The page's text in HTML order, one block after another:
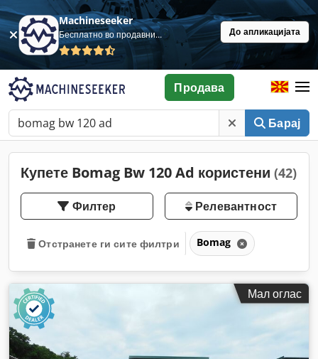
Machineseeker
Бесплатно во продавница До апликацијата
Барај
Продава
Купете Bomag Bw 120 Ad користени (42)
Филтер Релевантност
Отстранете ги сите филтри Bomag
Мал оглас